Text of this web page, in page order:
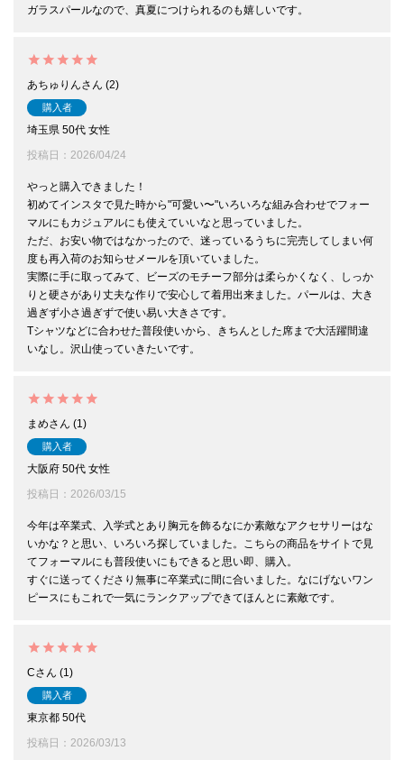
ガラスパールなので、真夏につけられるのも嬉しいです。
あちゅりん 2
購入者
埼玉県 50代 女性
投稿日
2026/04/24
やっと購入できました！
初めてインスタで見た時から"可愛い〜"いろいろな組み合わせでフォー
マルにもカジュアルにも使えていいなと思っていました。
ただ、お安い物ではなかったので、迷っているうちに完売してしまい何
度も再入荷のお知らせメールを頂いていました。
実際に手に取ってみて、ビーズのモチーフ部分は柔らかくなく、しっか
りと硬さがあり丈夫な作りで安心して着用出来ました。パールは、大き
過ぎず小さ過ぎずで使い易い大きさです。
Tシャツなどに合わせた普段使いから、きちんとした席まで大活躍間違
いなし。沢山使っていきたいです。
まめ 1
購入者
大阪府 50代 女性
投稿日
2026/03/15
今年は卒業式、入学式とあり胸元を飾るなにか素敵なアクセサリーはな
いかな？と思い、いろいろ探していました。こちらの商品をサイトで見
てフォーマルにも普段使いにもできると思い即、購入。
すぐに送ってくださり無事に卒業式に間に合いました。なにげないワン
C 1
購入者
東京都 50代
投稿日
2026/03/13